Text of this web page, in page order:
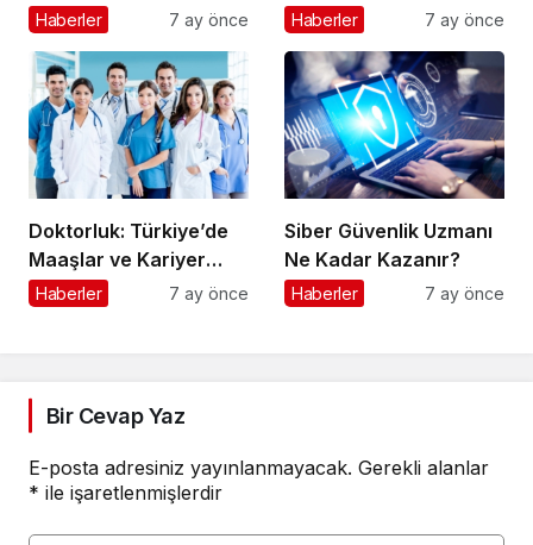
Soruşturmasında Kritik
Açıklandı
Haberler 7 ay önce
Mustafa Bozbey’e
Şüphelinin Kimliği
Ortaya Çıktı
Haberler 7 ay önce
Doktorluk: Türkiye’de
Maaşlar ve Kariyer
Rehberi
Haberler 7 ay önce
Siber Güvenlik Uzmanı
Ne Kadar Kazanır?
Haberler 7 ay önce
Bir Cevap Yaz
E-posta adresiniz yayınlanmayacak. Gerekli alanlar
* ile işaretlenmişlerdir